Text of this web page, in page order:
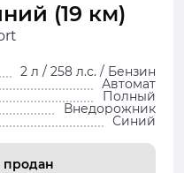
(19 км)
2 л / 258 л.с. / Бензин
Автомат
Полный
Внедорожник
Синий
продан